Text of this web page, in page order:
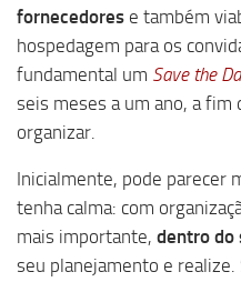
fornecedores e também
hospedagem para os
fundamental um Save the
seis meses a um ano, a fim
organizar.
Inicialmente, pode parecer
tenha calma: com
mais importante, dentro do
seu planejamento e realize.